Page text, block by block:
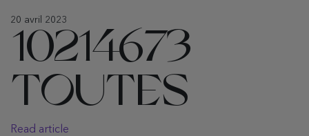
20 avril 2023
10214673
TOUTES
Read article